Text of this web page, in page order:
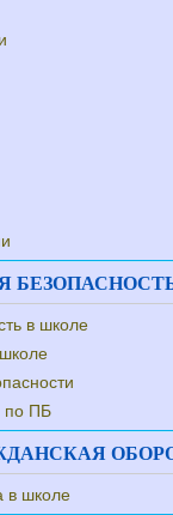
в школе
по ПБ
в школе